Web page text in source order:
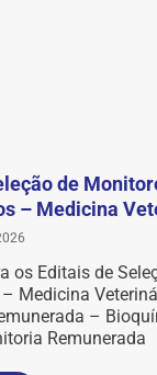
de
– Medicina
os Editais de
– Medicina
–
Remunerada